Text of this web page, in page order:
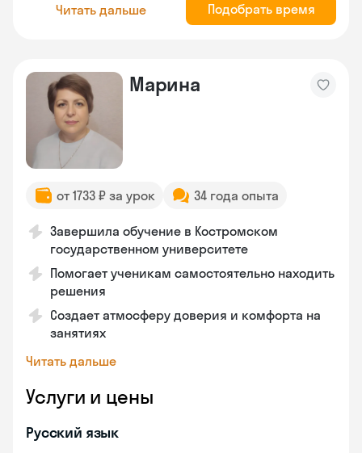
Читать дальше Подобрать время
Марина
от 1733 ₽ за урок 34 года опыта
Завершила обучение в Костромском
государственном университете
Помогает ученикам самостоятельно находить
решения
Создает атмосферу доверия и комфорта на
занятиях
Читать дальше
Услуги и цены
Русский язык